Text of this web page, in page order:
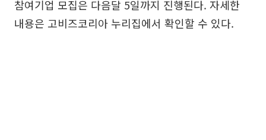
참여기업 모집은 다음달 5일까지 진행된다. 자세한
내용은 고비즈코리아 누리집에서 확인할 수 있다.